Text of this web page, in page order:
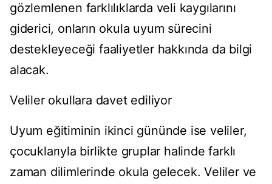
gözlemlenen farklılıklarda veli kaygılarını
giderici, onların okula uyum sürecini
destekleyeceği faaliyetler hakkında da bilgi
alacak.
Veliler okullara davet ediliyor
Uyum eğitiminin ikinci gününde ise veliler,
çocuklarıyla birlikte gruplar halinde farklı
zaman dilimlerinde okula gelecek. Veliler ve